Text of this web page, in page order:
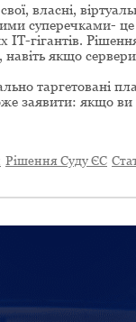
власні,
суперечками- це
гігантів.
якщо
таргетовані
заявити: якщо
Рішення Суду ЄС